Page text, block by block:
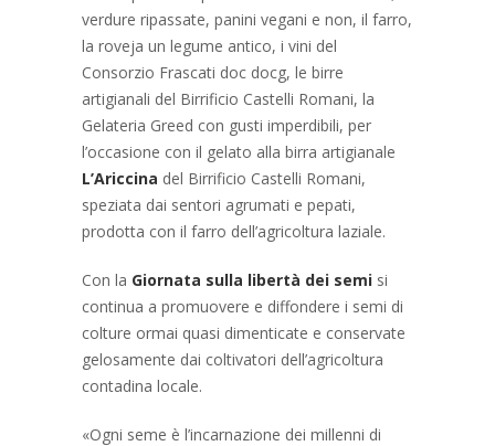
verdure ripassate, panini vegani e non, il farro,
la roveja un legume antico, i vini del
Consorzio Frascati doc docg, le birre
artigianali del Birrificio Castelli Romani, la
Gelateria Greed con gusti imperdibili, per
l’occasione con il gelato alla birra artigianale
L’Ariccina del Birrificio Castelli Romani,
speziata dai sentori agrumati e pepati,
prodotta con il farro dell’agricoltura laziale.
Con la Giornata sulla libertà dei semi si
continua a promuovere e diffondere i semi di
colture ormai quasi dimenticate e conservate
gelosamente dai coltivatori dell’agricoltura
contadina locale.
«Ogni seme è l’incarnazione dei millenni di